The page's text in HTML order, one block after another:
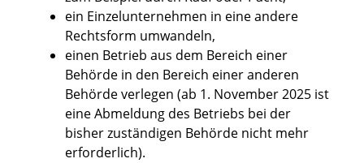
ein Einzelunternehmen in eine andere
Rechtsform umwandeln,
einen Betrieb aus dem Bereich einer
Behörde in den Bereich einer anderen
Behörde verlegen (ab 1. November 2025 ist
eine Abmeldung des Betriebs bei der
bisher zuständigen Behörde nicht mehr
erforderlich).